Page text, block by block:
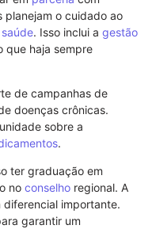
planejam o cuidado ao
saúde. Isso inclui a gestão
que haja sempre
de campanhas de
doenças crônicas.
sobre a
.
ter graduação em
no conselho regional. A
diferencial importante.
garantir um